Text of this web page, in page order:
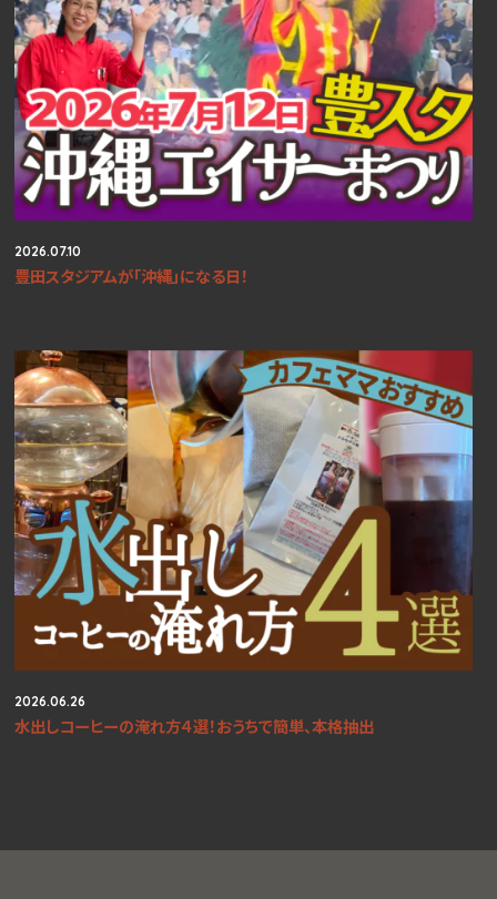
2026.07.10
豊田スタジアムが「沖縄」になる日！
2026.06.26
水出しコーヒーの淹れ方４選！おうちで簡単、本格抽出